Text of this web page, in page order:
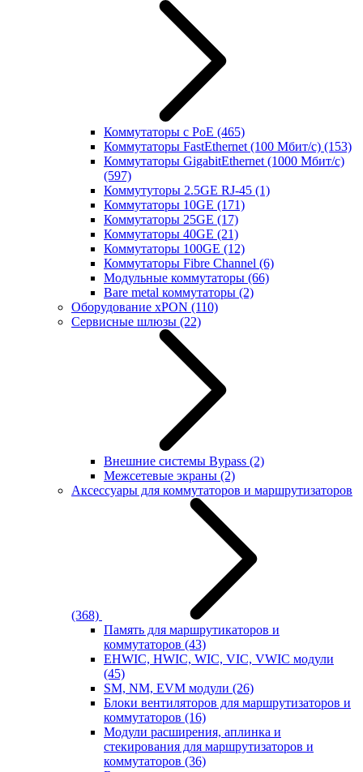
Коммутаторы с PoE (465)
Коммутаторы FastEthernet (100 Мбит/с) (153)
Коммутаторы GigabitEthernet (1000 Мбит/с)
(597)
Коммутуторы 2.5GE RJ-45 (1)
Коммутаторы 10GE (171)
Коммутаторы 25GE (17)
Коммутаторы 40GE (21)
Коммутаторы 100GE (12)
Коммутаторы Fibre Channel (6)
Модульные коммутаторы (66)
Bare metal коммутаторы (2)
Оборудование xPON (110)
Сервисные шлюзы (22)
Внешние системы Bypass (2)
Межсетевые экраны (2)
Аксессуары для коммутаторов и маршрутизаторов
(368)
Память для маршрутикаторов и
коммутаторов (43)
EHWIC, HWIC, WIC, VIC, VWIC модули
(45)
SM, NM, EVM модули (26)
Блоки вентиляторов для маршрутизаторов и
коммутаторов (16)
Модули расширения, аплинка и
стекирования для маршрутизаторов и
коммутаторов (36)